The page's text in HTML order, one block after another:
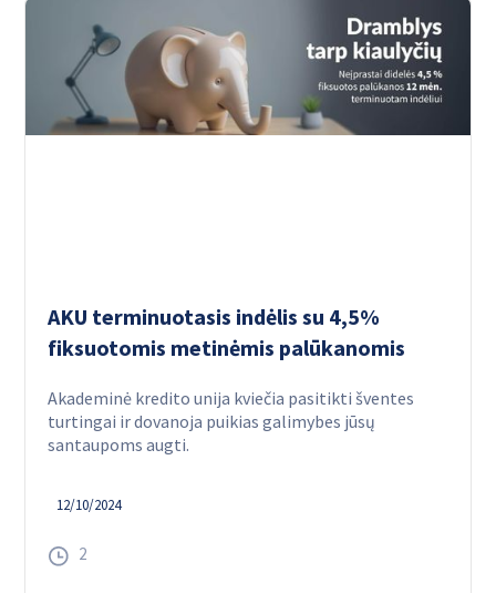
AKU terminuotasis indėlis su 4,5%
fiksuotomis metinėmis palūkanomis
Akademinė kredito unija kviečia pasitikti šventes
turtingai ir dovanoja puikias galimybes jūsų
santaupoms augti.
12/10/2024
2